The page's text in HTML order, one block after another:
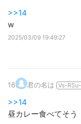
>>14
w
2025/03/09 19:49:27
16. 君の名は Vs-
>>14
昼カレー食べてそう